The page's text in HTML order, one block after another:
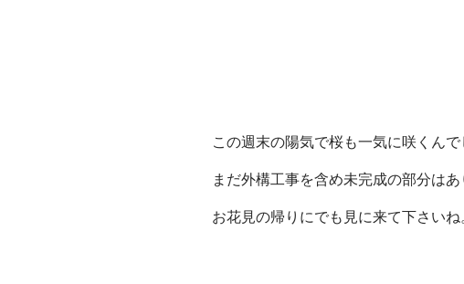
この週末の陽気で桜も一気に咲くん
まだ外構工事を含め未完成の部分は
お花見の帰りにでも見に来て下さいね